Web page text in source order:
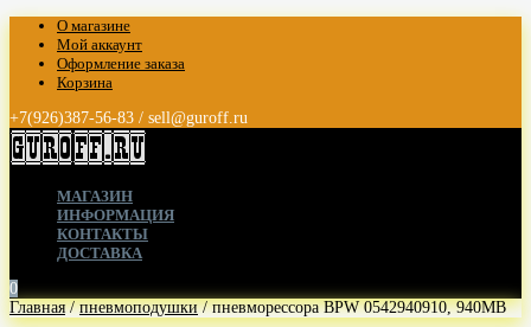
О магазине
Мой аккаунт
Оформление заказа
Корзина
+7(926)387-56-83 / sell@guroff.ru
МАГАЗИН
ИНФОРМАЦИЯ
КОНТАКТЫ
ДОСТАВКА
0
Главная/пневмоподушки/ пневморессора BPW 0542940910, 940MB